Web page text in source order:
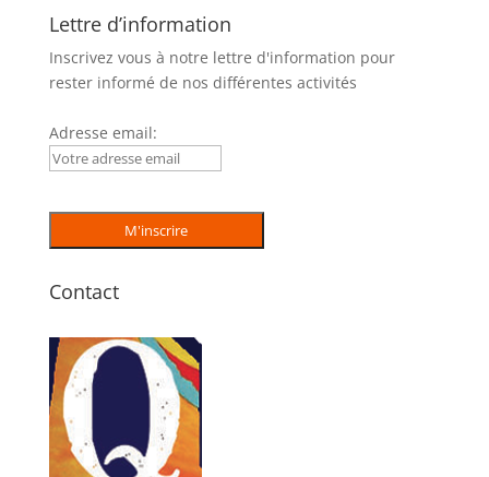
Lettre d’information
Inscrivez vous à notre lettre d'information pour
rester informé de nos différentes activités
Adresse email:
Contact